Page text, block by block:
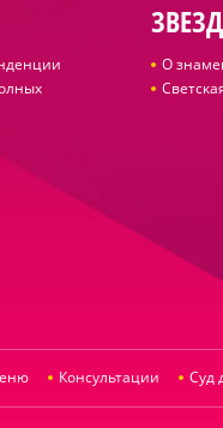
О
Консультации Суд